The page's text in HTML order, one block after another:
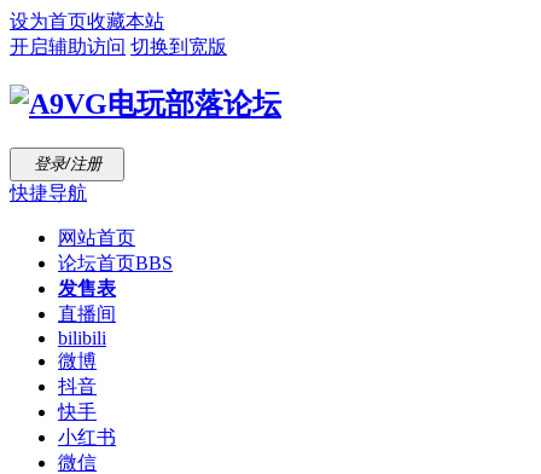
设为首页收藏本站
开启辅助访问 切换到宽版
登录/注册
快捷导航
网站首页
论坛首页BBS
发售表
直播间
bilibili
微博
抖音
快手
小红书
微信